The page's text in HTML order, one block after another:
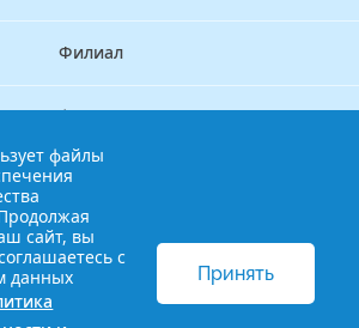
Филиал
профессиональное образование
— симуляционный центр
Бережливый колледж
файлы
сайт, вы
с
данных
Принять